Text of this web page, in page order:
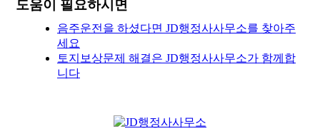
도움이 필요하시면
음주운전을 하셨다면 JD행정사사무소를 찾아주
세요
토지보상문제 해결은 JD행정사사무소가 함께합
니다